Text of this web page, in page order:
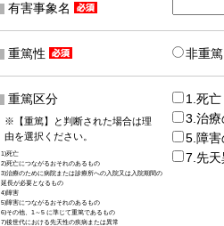
有害事象名
重篤性 非重篤
重篤区分
※【重篤】と判断された場合は理
由を選択ください。
1)死亡
2)死亡につながるおそれのあるもの
3)治療のために病院または診療所への入院又は入院期間の
延長が必要となるもの
4)障害
5)障害につながるおそれのあるもの
6)その他、1～5 に準じて重篤であるもの
7)後世代における先天性の疾病または異常
1.死亡
3.治療
5.障
7.先天